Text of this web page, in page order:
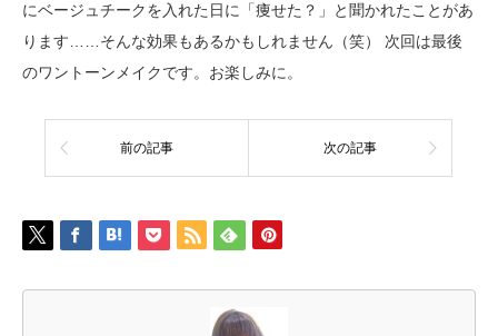
にベージュチークを入れた日に「痩せた？」と聞かれたことがあ
ります……そんな効果もあるかもしれません（笑） 次回は最後
のワントーンメイクです。お楽しみに。
前の記事 次の記事